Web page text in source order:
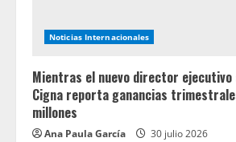
Noticias Internacionales
Mientras el nuevo director ejecutivo
Cigna reporta ganancias
millones
Ana Paula García 30 julio 2026